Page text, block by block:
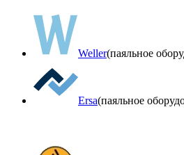
Weller(паяльное
Ersa(паяльное